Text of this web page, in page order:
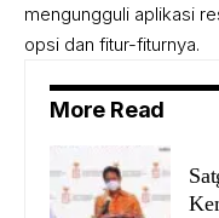
mengungguli aplikasi
opsi dan fitur-fiturnya.
More Read